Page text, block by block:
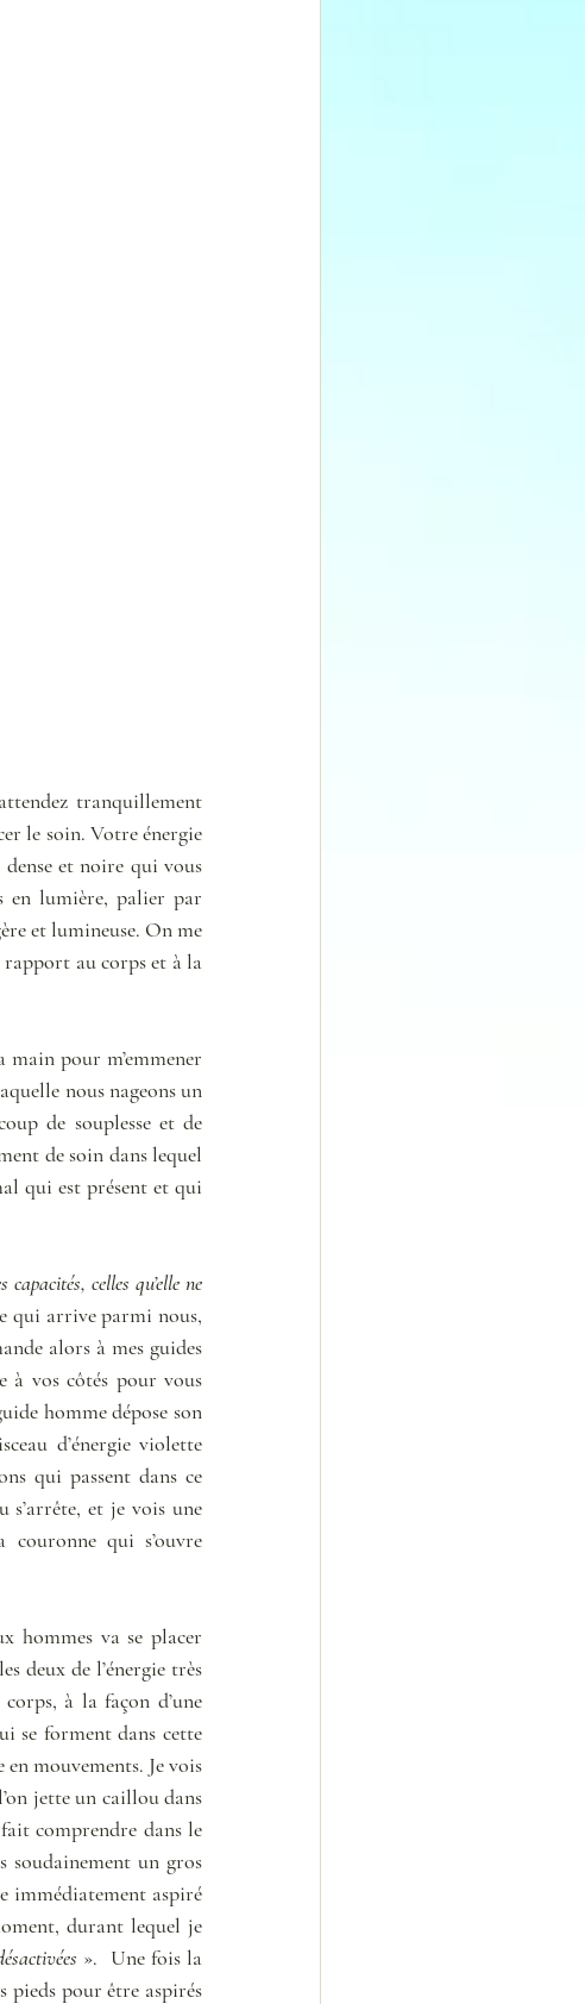
tranquillement
le soin. Votre énergie
et noire qui vous
en lumière, palier par
et lumineuse. On me
rapport au corps et à la
main pour m’emmener
nous nageons un
de souplesse et de
de soin dans lequel
qui est présent et qui
celles qu’elle ne
qui arrive parmi nous,
alors à mes guides
à vos côtés pour vous
homme dépose son
d’énergie violette
qui passent dans ce
s’arrête, et je vois une
qui s’ouvre
hommes va se placer
deux de l’énergie très
à la façon d’une
se forment dans cette
mouvements. Je vois
jette un caillou dans
comprendre dans le
soudainement un gros
immédiatement aspiré
durant lequel je
».  Une fois la
pieds pour être aspirés